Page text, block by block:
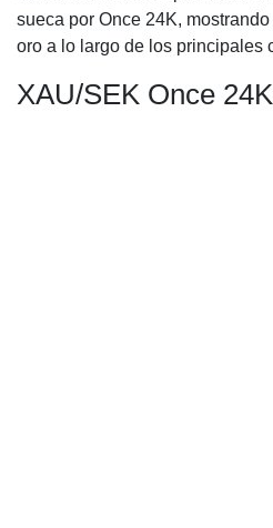
sueca por Once 24K,
oro a lo largo de los principales
XAU/SEK Once 24K